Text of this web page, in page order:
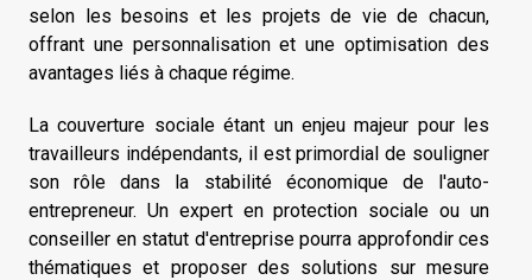
selon les besoins et les projets de vie de chacun,
offrant une personnalisation et une optimisation des
avantages liés à chaque régime.
La couverture sociale étant un enjeu majeur pour les
travailleurs indépendants, il est primordial de souligner
son rôle dans la stabilité économique de l'auto-
entrepreneur. Un expert en protection sociale ou un
conseiller en statut d'entreprise pourra approfondir ces
thématiques et proposer des solutions sur mesure